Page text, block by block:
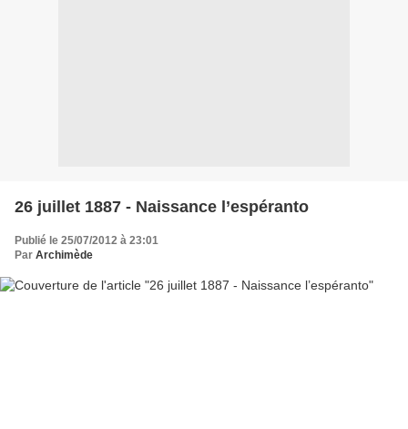
26 juillet 1887 - Naissance l’espéranto
Publié le 25/07/2012 à 23:01
Par Archimède